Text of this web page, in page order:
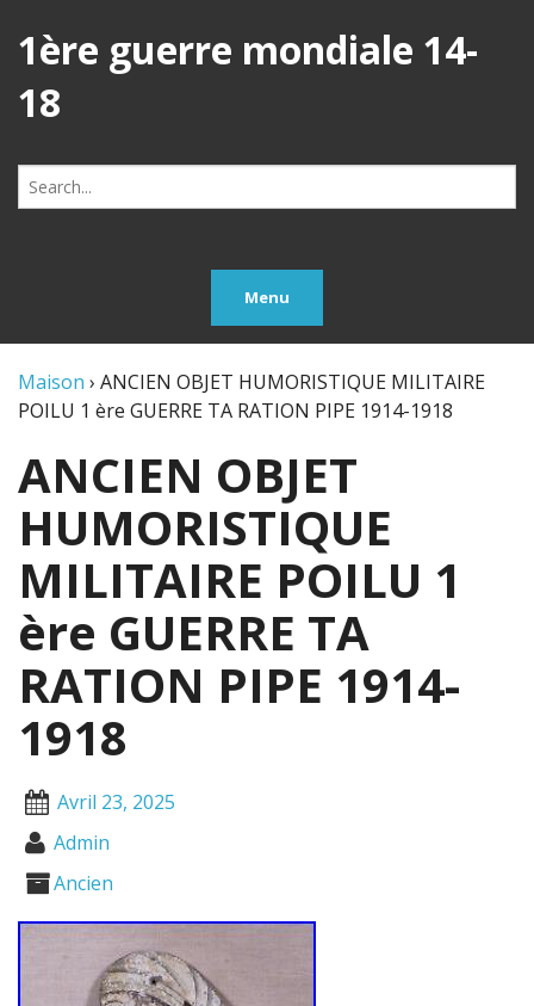
1ère guerre mondiale 14-
18
Search
for:
Menu
Maison › ANCIEN OBJET HUMORISTIQUE MILITAIRE
POILU 1 ère GUERRE TA RATION PIPE 1914-1918
ANCIEN OBJET
HUMORISTIQUE
MILITAIRE POILU 1
ère GUERRE TA
RATION PIPE 1914-
1918
Avril 23, 2025
Admin
Ancien